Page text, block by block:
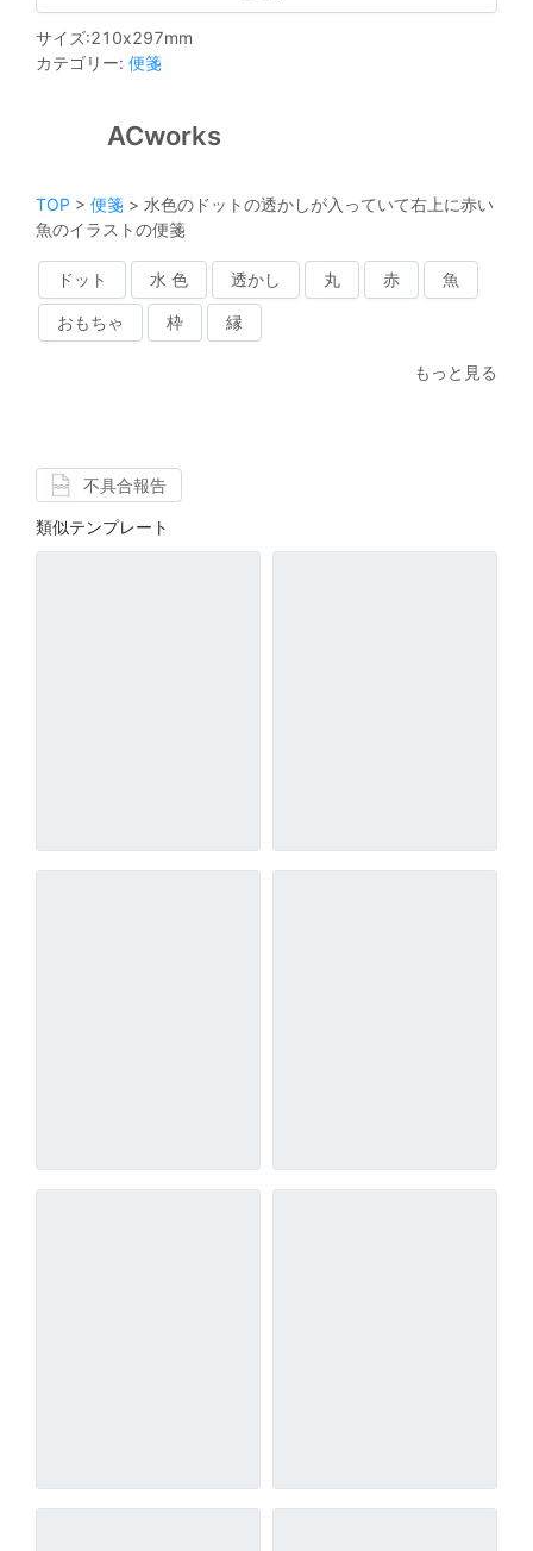
サイズ:210x297mm
カテゴリー: 便箋
ACworks
TOP > 便箋 > 水色のドットの透かしが入っていて右上に赤い
魚のイラストの便箋
ドット 水 色 透かし 丸 赤 魚
おもちゃ 枠 縁
もっと見る
不具合報告
類似テンプレート